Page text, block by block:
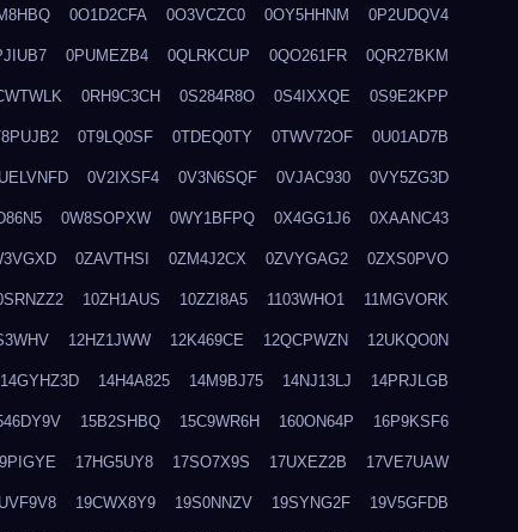
0O1D2CFA 0O3VCZC0 0OY5HHNM 0P2UDQV4
0PUMEZB4 0QLRKCUP 0QO261FR 0QR27BKM
0RH9C3CH 0S284R8O 0S4IXXQE 0S9E2KPP
0T9LQ0SF 0TDEQ0TY 0TWV72OF 0U01AD7B
0V2IXSF4 0V3N6SQF 0VJAC930 0VY5ZG3D
0W8SOPXW 0WY1BFPQ 0X4GG1J6 0XAANC43
0ZAVTHSI 0ZM4J2CX 0ZVYGAG2 0ZXS0PVO
10ZH1AUS 10ZZI8A5 1103WHO1 11MGVORK
12HZ1JWW 12K469CE 12QCPWZN 12UKQO0N
14GYHZ3D 14H4A825 14M9BJ75 14NJ13LJ 14PRJLGB
15B2SHBQ 15C9WR6H 160ON64P 16P9KSF6
17HG5UY8 17SO7X9S 17UXEZ2B 17VE7UAW
19CWX8Y9 19S0NNZV 19SYNG2F 19V5GFDB